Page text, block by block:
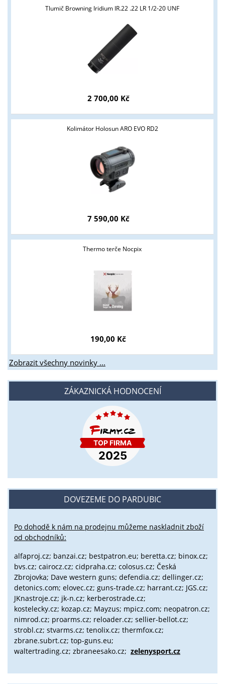
Tlumič Browning Iridium IR.22 .22 LR 1/2-20 UNF
2 700,00 Kč
Kolimátor Holosun ARO EVO RD2
7 590,00 Kč
Thermo terče Nocpix
190,00 Kč
Zobrazit všechny novinky ...
ZÁKAZNICKÁ HODNOCENÍ
DOVEZEME DO PARDUBIC
Po dohodě k nám na prodejnu můžeme naskladnit zboží
od obchodníků:
alfaproj.cz; banzai.cz; bestpatron.eu; beretta.cz; binox.cz;
bvs.cz; cairocz.cz; cidpraha.cz; colosus.cz; Česká
Zbrojovka; Dave western guns; defendia.cz; dellinger.cz;
detonics.com; elovec.cz; guns-trade.cz; harrant.cz; JGS.cz;
JKnastroje.cz; jk-n.cz; kerberostrade.cz;
kostelecky.cz; kozap.cz; Mayzus; mpicz.com; neopatron.cz;
nimrod.cz; proarms.cz; reloader.cz; sellier-bellot.cz;
strobl.cz; stvarms.cz; tenolix.cz; thermfox.cz;
zbrane.subrt.cz; top-guns.eu;
waltertrading.cz; zbraneesako.cz; zelenysport.cz
Tyto stránky jsou určeny pouze odborné veřejnosti od 18 let a
podnikatelům v oblasti zbraně a střelivo. Splňujete tyto
podmínky?
ANO NE